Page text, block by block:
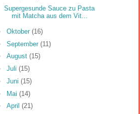
Supergesunde Sauce zu Pasta
mit Matcha aus dem Vit...
Oktober (16)
September (11)
August (15)
Juli (15)
Juni (15)
Mai (14)
April (21)